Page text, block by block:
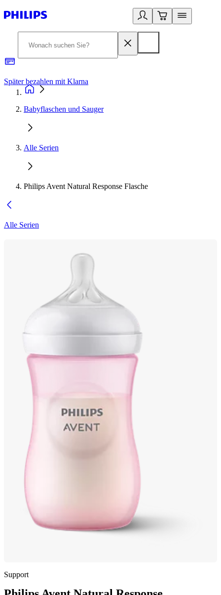
Später bezahlen mit Klarna
Babyflaschen und Sauger
Alle Serien
Philips Avent Natural Response Flasche
Alle Serien
Support